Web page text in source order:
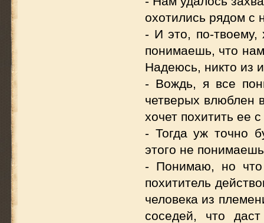
охотились рядом с
- И это, по-
понимаешь, что
Надеюсь, никто из
- Вождь, я все
четверых влюблен
хочет похитить ее
- Тогда уж точно
этого не
- Понимаю, но что
похититель
человека из
соседей, что